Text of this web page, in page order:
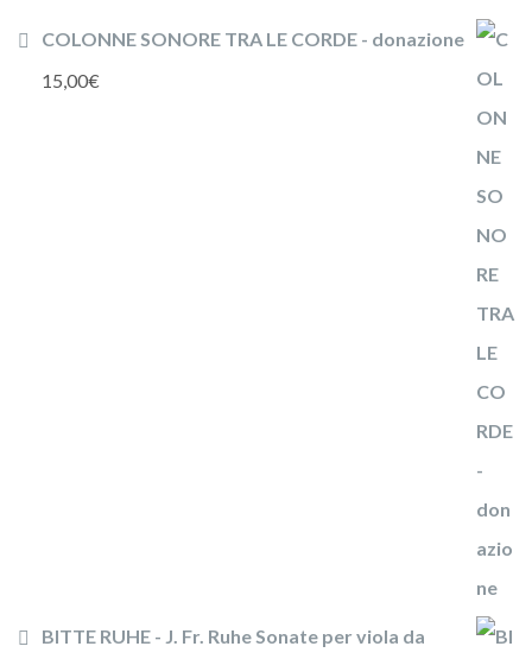
COLONNE SONORE TRA LE CORDE - donazione
15,00€
BITTE RUHE - J. Fr. Ruhe Sonate per viola da